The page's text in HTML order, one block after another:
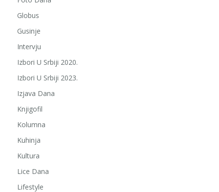
Globus
Gusinje
Intervju
Izbori U Srbiji 2020.
Izbori U Srbiji 2023.
Izjava Dana
Knjigofil
Kolumna
Kuhinja
Kultura
Lice Dana
Lifestyle